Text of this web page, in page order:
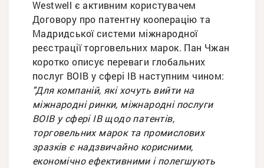
Westwell є активним користувачем
Договору про патентну кооперацію та
Мадридської системи міжнародної
реєстрації торговельних марок. Пан Чжан
коротко описує переваги глобальних
послуг ВОІВ у сфері ІВ наступним чином:
"Для компаній, які хочуть вийти на
міжнародні ринки, міжнародні послуги
ВОІВ у сфері ІВ щодо патентів,
торговельних марок та промислових
зразків є надзвичайно корисними,
економічно ефективними і полегшують